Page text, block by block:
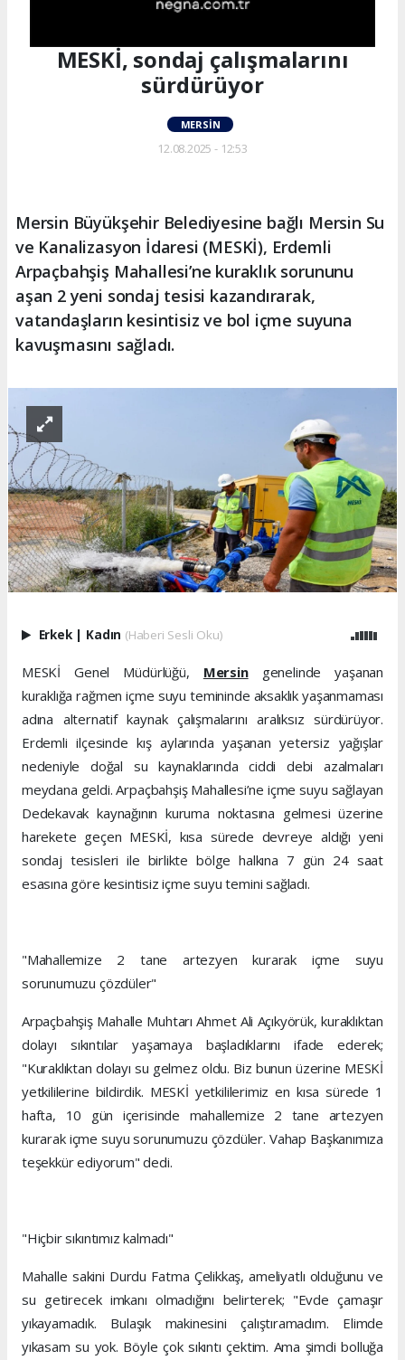
MESKİ, sondaj çalışmalarını
sürdürüyor
MERSIN
12.08.2025 - 12:53
Mersin Büyükşehir Belediyesine bağlı Mersin Su
ve Kanalizasyon İdaresi (MESKİ), Erdemli
Arpaçbahşiş Mahallesi’ne kuraklık sorununu
aşan 2 yeni sondaj tesisi kazandırarak,
vatandaşların kesintisiz ve bol içme suyuna
kavuşmasını sağladı.
Erkek | Kadın (Haberi Sesli Oku)
MESKİ Genel Müdürlüğü, Mersingenelinde yaşanan
kuraklığa rağmen içme suyu temininde aksaklık yaşanmaması
adına alternatif kaynak çalışmalarını aralıksız sürdürüyor.
Erdemli ilçesinde kış aylarında yaşanan yetersiz yağışlar
nedeniyle doğal su kaynaklarında ciddi debi azalmaları
meydana geldi. Arpaçbahşiş Mahallesi’ne içme suyu sağlayan
Dedekavak kaynağının kuruma noktasına gelmesi üzerine
harekete geçen MESKİ, kısa sürede devreye aldığı yeni
sondaj tesisleri ile birlikte bölge halkına 7 gün 24 saat
esasına göre kesintisiz içme suyu temini sağladı.
"Mahallemize 2 tane artezyen kurarak içme suyu
sorunumuzu çözdüler"
Arpaçbahşiş Mahalle Muhtarı Ahmet Ali Açıkyörük, kuraklıktan
dolayı sıkıntılar yaşamaya başladıklarını ifade ederek;
"Kuraklıktan dolayı su gelmez oldu. Biz bunun üzerine MESKİ
yetkililerine bildirdik. MESKİ yetkililerimiz en kısa sürede 1
hafta, 10 gün içerisinde mahallemize 2 tane artezyen
kurarak içme suyu sorunumuzu çözdüler. Vahap Başkanımıza
teşekkür ediyorum" dedi.
"Hiçbir sıkıntımız kalmadı"
Mahalle sakini Durdu Fatma Çelikkaş, ameliyatlı olduğunu ve
su getirecek imkanı olmadığını belirterek; "Evde çamaşır
yıkayamadık. Bulaşık makinesini çalıştıramadım. Elimde
yıkasam su yok. Böyle çok sıkıntı çektim. Ama şimdi bolluğa